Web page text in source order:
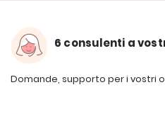
6 consulenti a
Domande, supporto per i vostri